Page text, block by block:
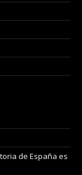
de España es